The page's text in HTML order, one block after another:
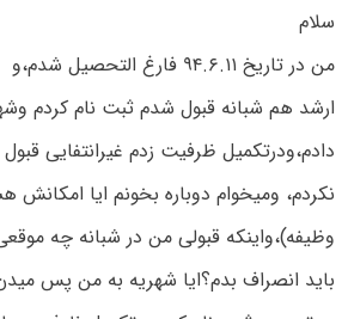
سلام
من در تاریخ ۹۴.۶.۱۱ فارغ التحصیل شدم،و
ارشد هم شبانه قبول شدم ثبت نام کردم
دادم،ودرتکمیل ظرفیت زدم غیرانتفایی
نکردم، ومیخوام دوباره بخونم ایا
وظیفه)،واینکه قبولی من در شبانه چه
باید انصراف بدم؟ایا شهریه به من پس